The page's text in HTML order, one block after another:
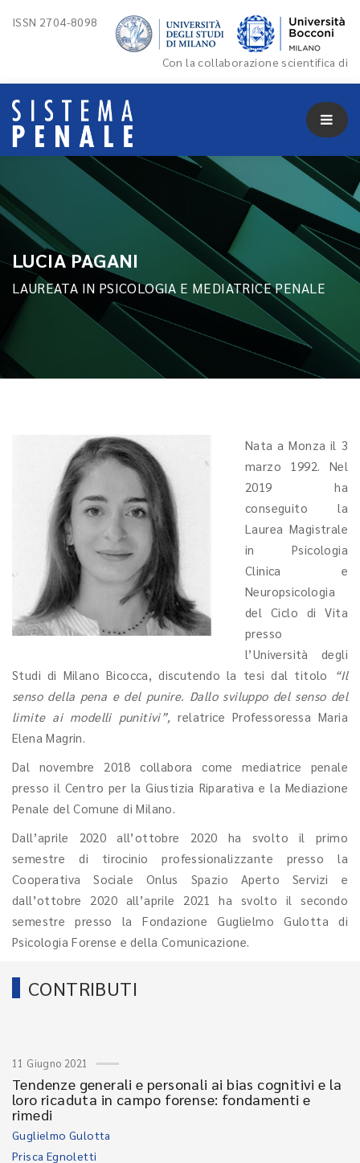
ISSN 2704-8098
Con la collaborazione scientifica di
LUCIA PAGANI
LAUREATA IN PSICOLOGIA E MEDIATRICE PENALE
Nata a Monza il 3
marzo 1992. Nel
2019 ha
conseguito la
Laurea Magistrale
in Psicologia
Clinica e
Neuropsicologia
del Ciclo di Vita
presso
l’Università degli
Studi di Milano Bicocca, discutendo la tesi dal titolo
“Il
senso della pena e del punire. Dallo sviluppo del senso del
limite ai modelli punitivi”,relatrice Professoressa Maria
Elena Magrin.
Dal novembre 2018 collabora come mediatrice penale
presso il Centro per la Giustizia Riparativa e la Mediazione
Penale del Comune di Milano.
Dall’aprile 2020 all’ottobre 2020 ha svolto il primo
semestre di tirocinio professionalizzante presso la
Cooperativa Sociale Onlus Spazio Aperto Servizi e
dall’ottobre 2020 all’aprile 2021 ha svolto il secondo
semestre presso la Fondazione Guglielmo Gulotta di
Psicologia Forense e della Comunicazione.
CONTRIBUTI
11 Giugno 2021
Tendenze generali e personali ai bias cognitivi e la
loro ricaduta in campo forense: fondamenti e
rimedi
Guglielmo Gulotta
Prisca Egnoletti